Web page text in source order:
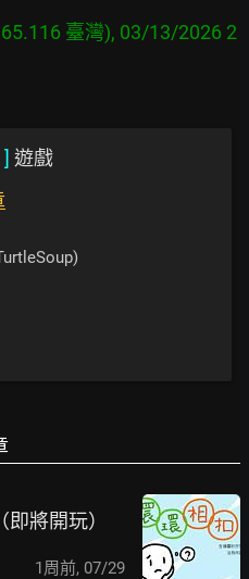
臺灣), 03/13/2026 2
] 遊戲
將開玩）
1周前, 07/29